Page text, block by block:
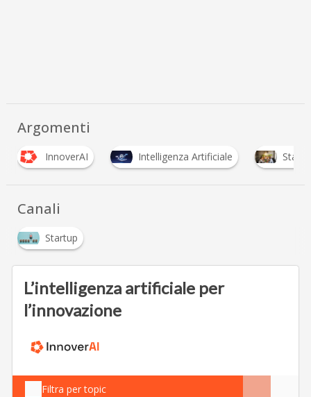
Argomenti
InnoverAI Intelligenza Artificiale
Canali
Startup
L’intelligenza artificiale per
l’innovazione
Filtra per topic